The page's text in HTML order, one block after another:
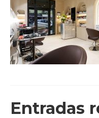
Marketing de
Equipo
CLIENTES
BLOG
Entradas